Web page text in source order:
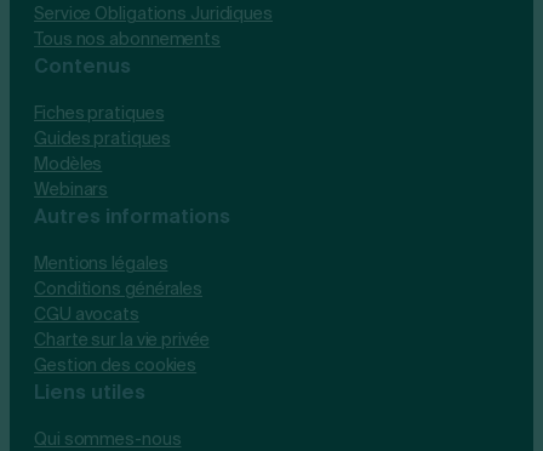
Service Obligations Juridiques
Tous nos abonnements
Contenus
Fiches pratiques
Guides pratiques
Modèles
Webinars
Autres informations
Mentions légales
Conditions générales
CGU avocats
Charte sur la vie privée
Gestion des cookies
Liens utiles
Qui sommes-nous